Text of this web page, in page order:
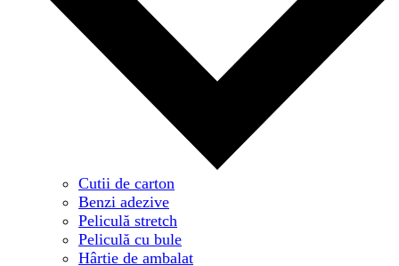
Cutii de carton
Benzi adezive
Peliculă stretch
Peliculă cu bule
Hârtie de ambalat